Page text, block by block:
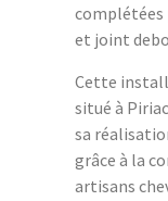
complétées
et joint
Cette
situé à
sa
grâce à la
artisans